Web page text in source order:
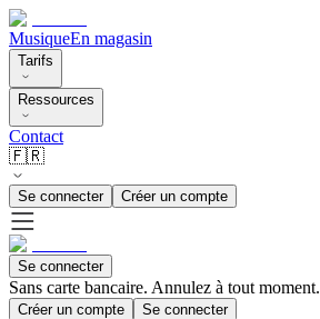
MusiqueEn magasin
Tarifs
Ressources
Contact
🇫🇷
Se connecter Créer un compte
Se connecter
Sans carte bancaire. Annulez à tout moment.
Créer un compte Se connecter